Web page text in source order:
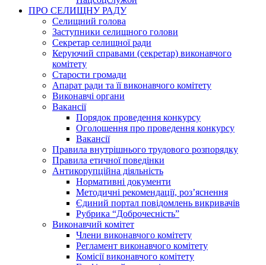
ПРО СЕЛИЩНУ РАДУ
Селищний голова
Заступники селищного голови
Секретар селищної ради
Керуючий справами (секретар) виконавчого
комітету
Старости громади
Апарат ради та її виконавчого комітету
Виконавчі органи
Вакансії
Порядок проведення конкурсу
Оголошення про проведення конкурсу
Вакансії
Правила внутрішнього трудового розпорядку
Правила етичної поведінки
Антикорупційна діяльність
Нормативні документи
Методичні рекомендації, роз’яснення
Єдиний портал повідомлень викривачів
Рубрика “Доброчесність”
Виконавчий комітет
Члени виконавчого комітету
Регламент виконавчого комітету
Комісії виконавчого комітету